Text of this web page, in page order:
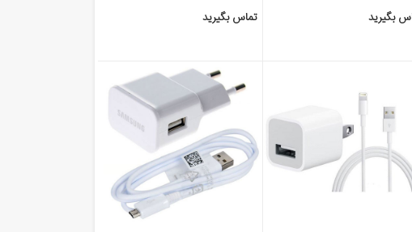
بگیرید
تماس بگیرید